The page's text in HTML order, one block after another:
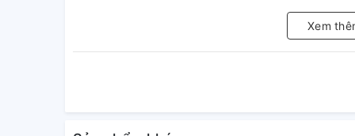
Xem